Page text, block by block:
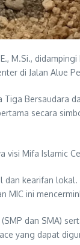
M.Si.,
di Jalan Alue
Bersaudara
secara
Mifa Islamic
kearifan
ini
dan SMA)
yang dapat